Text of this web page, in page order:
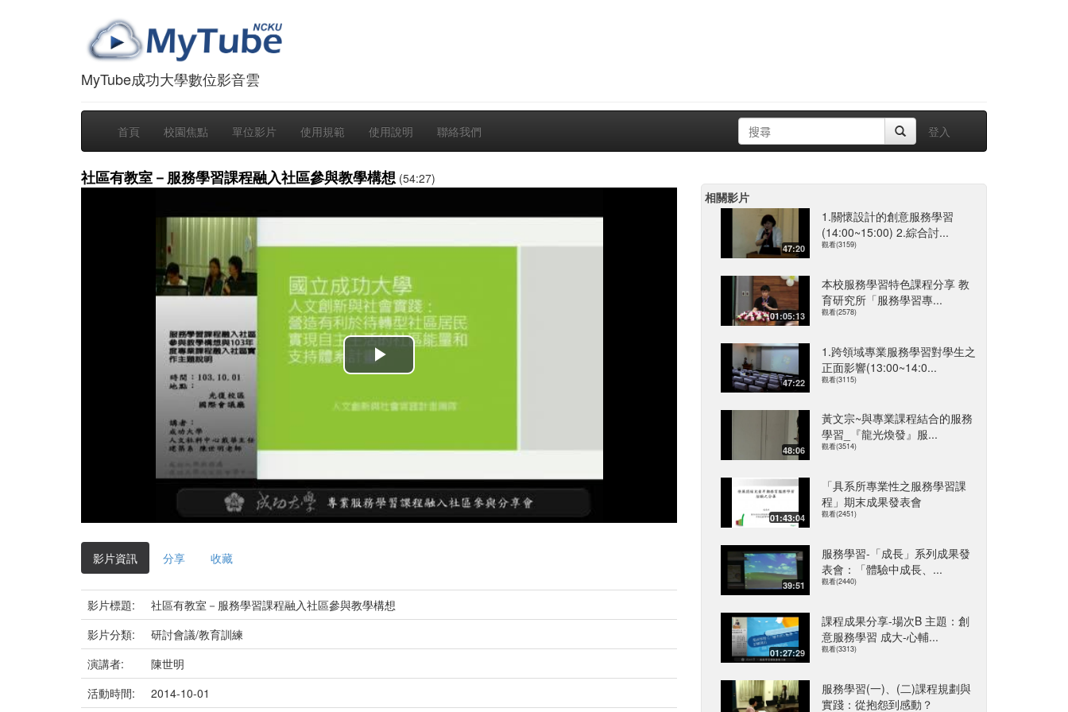
MyTube成功大學數位影音雲
首頁 校園焦點 單位影片 使用規範 使用說明 聯絡我們 登入
社區有教室－服務學習課程融入社區參與教學構想 (54:27)
播
放
影
片
影片資訊 分享 收藏
影片標題:
社區有教室－服務學習課程融入社區參與教學構想
影片分類:
研討會議/教育訓練
演講者:
陳世明
活動時間:
2014-10-01
相關影片
47:20
1.關懷設計的創意服務學習
(14:00~15:00) 2.綜合討...
觀看(3159)
01:05:13
本校服務學習特色課程分享 教
育研究所「服務學習專...
觀看(2578)
47:22
1.跨領域專業服務學習對學生之
正面影響(13:00~14:0...
觀看(3115)
48:06
黃文宗~與專業課程結合的服務
學習_『龍光煥發』服...
觀看(3514)
01:43:04
「具系所專業性之服務學習課
程」期末成果發表會
觀看(2451)
39:51
服務學習-「成長」系列成果發
表會：「體驗中成長、...
觀看(2440)
01:27:29
課程成果分享-場次B 主題：創
意服務學習 成大-心輔...
觀看(3313)
服務學習(一)、(二)課程規劃與
實踐：從抱怨到感動？